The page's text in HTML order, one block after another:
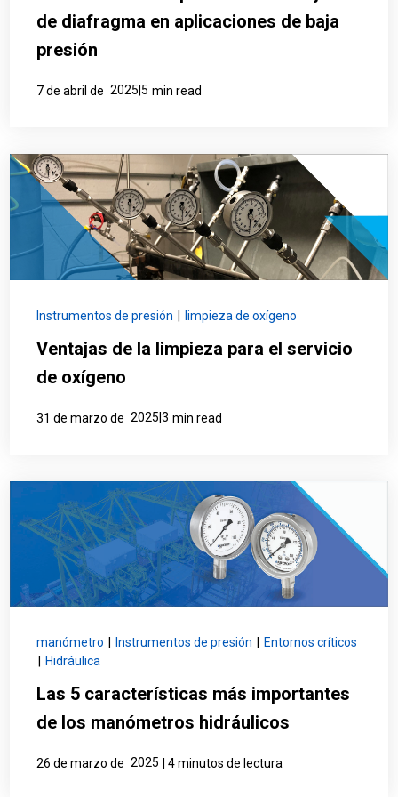
de diafragma en aplicaciones de baja
presión
7 de abril de 2025|5 min read
Instrumentos de presión | limpieza de oxígeno
Ventajas de la limpieza para el servicio
de oxígeno
31 de marzo de 2025|3 min read
manómetro Instrumentos de presión
Entornos críticos
Hidráulica
Las 5 características más importantes
de los manómetros hidráulicos
26 de marzo de 2025 | 4 minutos de lectura